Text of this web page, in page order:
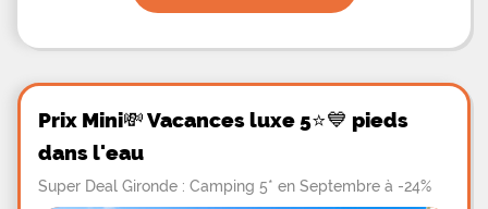
Prix Mini💸 Vacances luxe 5⭐💙 pieds
dans l'eau
Super Deal Gironde : Camping 5* en Septembre à -24%